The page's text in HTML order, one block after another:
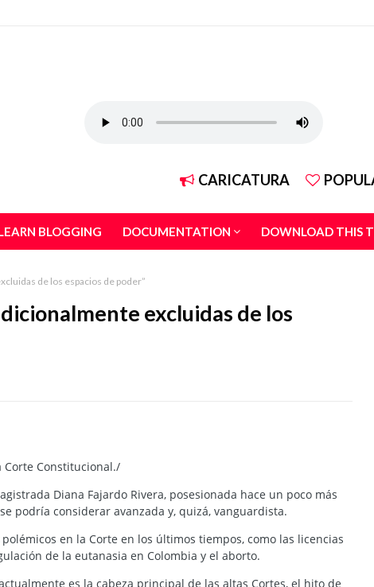
CARICATURA
BLOGGING DOCUMENTATION DOWNLOAD THIS
de los espacios de poder”
excluidas de los
Corte Constitucional./
Diana Fajardo Rivera, posesionada hace un poco más
podría considerar avanzada y, quizá, vanguardista.
en la Corte en los últimos tiempos, como las licencias
de la eutanasia en Colombia y el aborto.
es la cabeza principal de las altas Cortes, el hito de